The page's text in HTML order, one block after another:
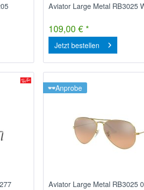
Aviator Large Metal RB3025
109,00 € *
Jetzt bestellen
Anprobe
Aviator Large Metal RB3025